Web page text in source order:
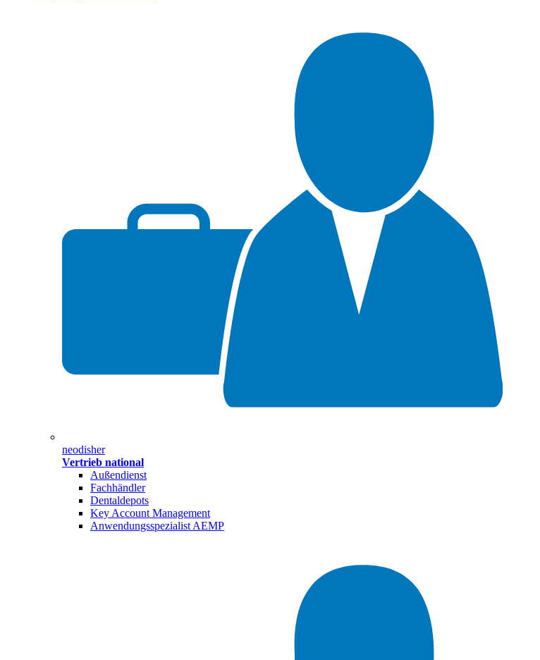
neodisher
Vertrieb national
Außendienst
Fachhändler
Dentaldepots
Key Account Management
Anwendungsspezialist AEMP